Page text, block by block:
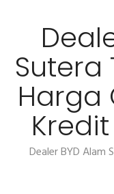
Sutera
Harga
Dealer BYD Alam